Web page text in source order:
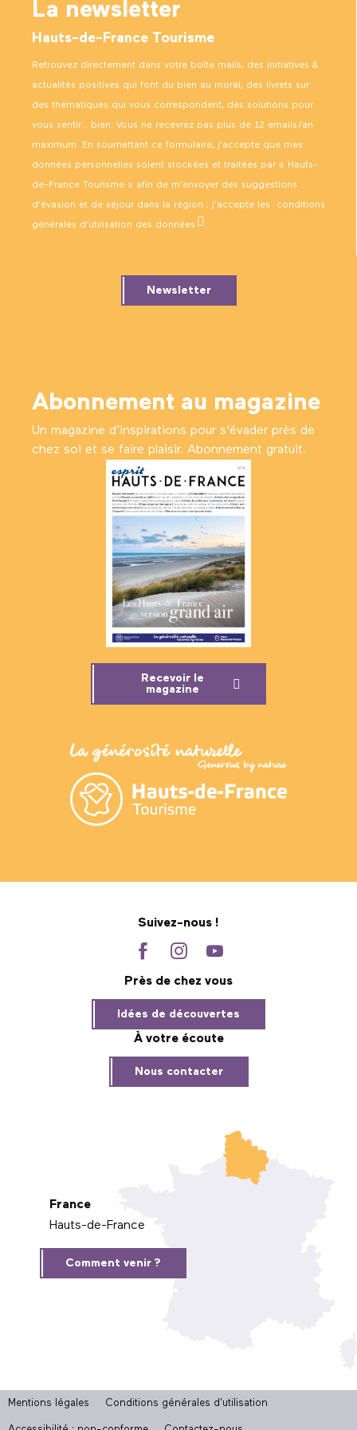
La newsletter
Hauts-de-France Tourisme
Retrouvez directement dans votre boîte mails, des initiatives &
actualités positives qui font du bien au moral, des livrets sur
des thématiques qui vous correspondent, des solutions pour
vous sentir… bien. Vous ne recevrez pas plus de 12 emails/an
maximum. En soumettant ce formulaire, j’accepte que mes
données personnelles soient stockées et traitées par « Hauts-
de-France Tourisme » afin de m’envoyer des suggestions
d’évasion et de séjour dans la région ; j’accepte les conditions
générales d’utilisation des données .
Newsletter
Abonnement au magazine
Un magazine d’inspirations pour s'évader près de
chez soi et se faire plaisir. Abonnement gratuit.
Recevoir le
magazine
Suivez-nous !
Près de chez vous
Idées de découvertes
À votre écoute
Nous contacter
France
Hauts-de-France
Comment venir ?
Mentions légales Conditions générales d'utilisation